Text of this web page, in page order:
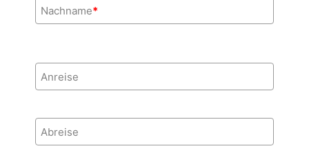
Nachname*
Anreise
Abreise